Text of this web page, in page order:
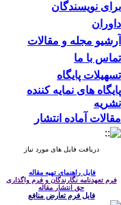
برای نویسندگان
داوران
آرشیو مجله و مقالات
تماس با ما
تسهیلات پایگاه
پایگاه های نمایه کننده
نشریه
مقالات آماده انتشار
دریافت فایل های مورد نیاز
فایل راهنمای تهیه مقاله
فرم تعهدنامه نگارندگان و فرم واگذاری
حق انتشار مقاله
فایل فرم تعارض منافع